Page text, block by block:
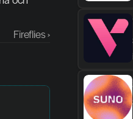
Fireflies ›